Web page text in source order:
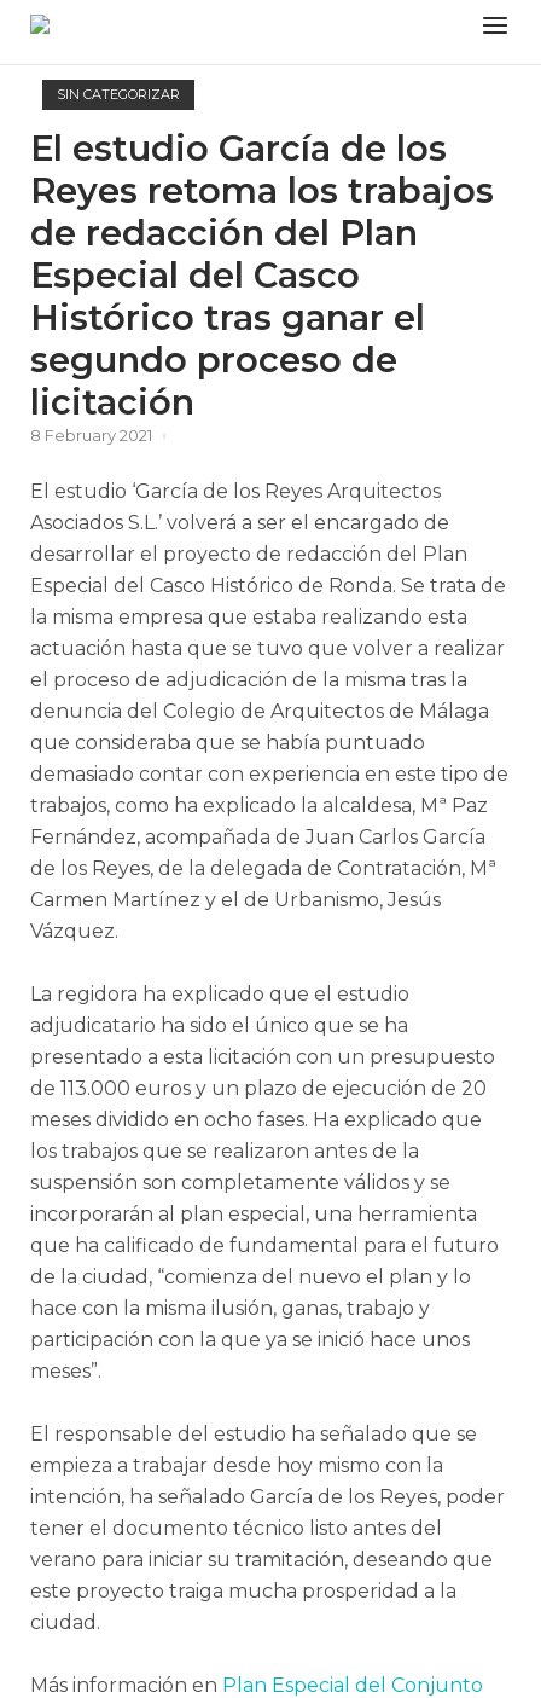
Skip
content
Menu
SIN CATEGORIZAR
El estudio García de los
Reyes retoma los trabajos
de redacción del Plan
Especial del Casco
Histórico tras ganar el
segundo proceso de
licitación
8 February 2021
El estudio ‘García de los Reyes Arquitectos
Asociados S.L.’ volverá a ser el encargado de
desarrollar el proyecto de redacción del Plan
Especial del Casco Histórico de Ronda. Se trata de
la misma empresa que estaba realizando esta
actuación hasta que se tuvo que volver a realizar
el proceso de adjudicación de la misma tras la
denuncia del Colegio de Arquitectos de Málaga
que consideraba que se había puntuado
demasiado contar con experiencia en este tipo de
trabajos, como ha explicado la alcaldesa, Mª Paz
Fernández, acompañada de Juan Carlos García
de los Reyes, de la delegada de Contratación, Mª
Carmen Martínez y el de Urbanismo, Jesús
Vázquez.
La regidora ha explicado que el estudio
adjudicatario ha sido el único que se ha
presentado a esta licitación con un presupuesto
de 113.000 euros y un plazo de ejecución de 20
meses dividido en ocho fases. Ha explicado que
los trabajos que se realizaron antes de la
suspensión son completamente válidos y se
incorporarán al plan especial, una herramienta
que ha calificado de fundamental para el futuro
de la ciudad, “comienza del nuevo el plan y lo
hace con la misma ilusión, ganas, trabajo y
participación con la que ya se inició hace unos
meses”.
El responsable del estudio ha señalado que se
empieza a trabajar desde hoy mismo con la
intención, ha señalado García de los Reyes, poder
tener el documento técnico listo antes del
verano para iniciar su tramitación, deseando que
este proyecto traiga mucha prosperidad a la
ciudad.
Más información en Plan Especial del Conjunto